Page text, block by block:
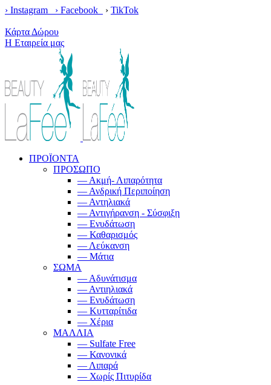
› Instagram › Facebook › TikTok
Κάρτα Δώρου
Η Εταιρεία μας
ΠΡΟΪΟΝΤΑ
ΠΡΟΣΩΠΟ
— Ακμή- Λιπαρότητα
— Ανδρική Περιποίηση
— Αντηλιακά
— Αντιγήρανση - Σύσφιξη
— Ενυδάτωση
— Καθαρισμός
— Λεύκανση
— Μάτια
ΣΩΜΑ
— Αδυνάτισμα
— Αντιηλιακά
— Ενυδάτωση
— Κυτταρίτιδα
— Χέρια
ΜΑΛΛΙΑ
— Sulfate Free
— Κανονικά
— Λιπαρά
— Χωρίς Πιτυρίδα